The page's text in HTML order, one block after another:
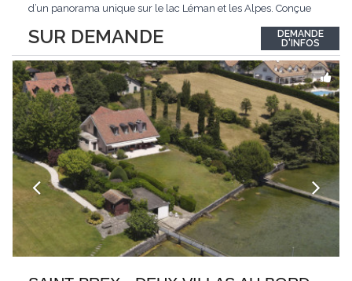
SUR DEMANDE
d’un panorama unique sur le lac Léman et les Alpes. Conçue
distingue par ses espaces généreux et son atmosphère
résolument harmonieuse. Caractéristiques...
DEMANDE
D'INFOS